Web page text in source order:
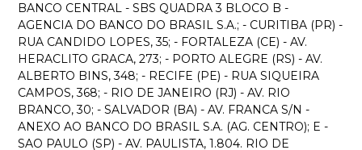
BANCO CENTRAL - SBS QUADRA 3 BLOCO B -
AGENCIA DO BANCO DO BRASIL S.A.; - CURITIBA (PR) -
RUA CANDIDO LOPES, 35; - FORTALEZA (CE) - AV.
HERACLITO GRACA, 273; - PORTO ALEGRE (RS) - AV.
ALBERTO BINS, 348; - RECIFE (PE) - RUA SIQUEIRA
CAMPOS, 368; - RIO DE JANEIRO (RJ) - AV. RIO
BRANCO, 30; - SALVADOR (BA) - AV. FRANCA S/N -
ANEXO AO BANCO DO BRASIL S.A. (AG. CENTRO); E -
SAO PAULO (SP) - AV. PAULISTA, 1.804. RIO DE